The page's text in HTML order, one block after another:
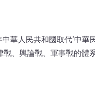
華人民共和國取代’中華
、輿論戰、軍事戰的體系